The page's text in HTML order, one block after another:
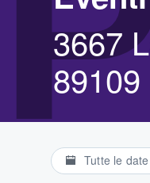
3667
89109
Tutte le date